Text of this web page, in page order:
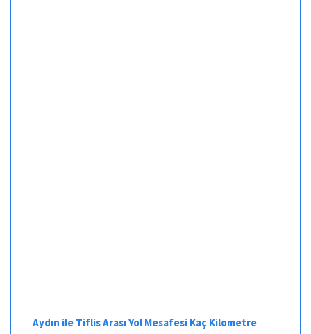
Aydın ile Tiflis Arası Yol Mesafesi Kaç Kilometre